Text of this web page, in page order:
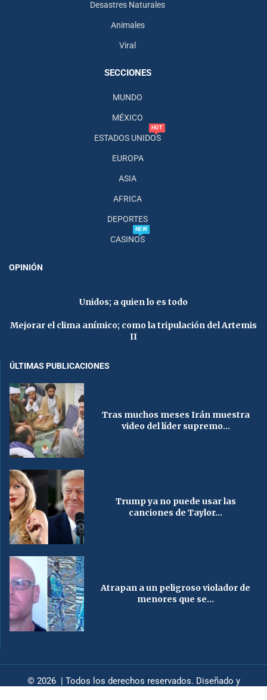
Desastres Naturales
Animales
Viral
SECCIONES
MUNDO
MÉXICO
ESTADOS UNIDOS
HOT
EUROPA
ASIA
AFRICA
DEPORTES
CASINOS
NEW
OPINIÓN
Unidos; a quien lo es todo
Mejorar el clima anímico; como la tripulación del Artemis
II
ÚLTIMAS PUBLICACIONES
Tras muchos meses Irán muestra
video del líder supremo...
Trump ya no puede usar las
canciones de Taylor...
Atrapan a un peligroso violador de
menores que se...
© 2026 | Todos los derechos reservados. Diseñado y